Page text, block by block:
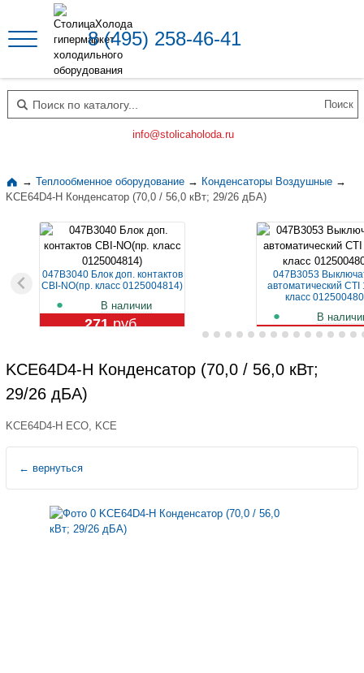
8 (495) 258-46-41
Поиск по каталогу
info@stolicaholoda.ru
→ Теплообменное оборудование → Конденсаторы Воздушные →
KCE64D4-H Конденсатор (70,0 / 56,0 кВт; 29/26 дБА)
047B3040 Блок доп. контактов
CBI-NO(пр. класс 0125004814)
В наличии
271руб.
047B3053
автоматический CTI
класс
В
1 119 руб.
KCE64D4-H Конденсатор (70,0 / 56,0 кВт;
29/26 дБА)
KCE64D4-H ECO, KCE
← вернуться